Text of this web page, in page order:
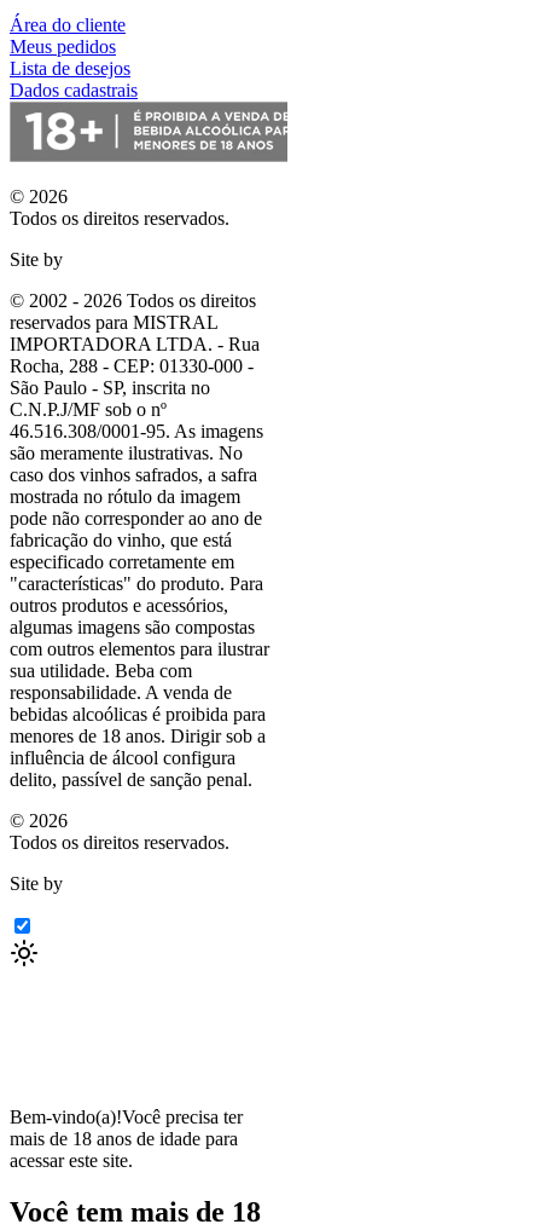
Área do cliente
Meus pedidos
Lista de desejos
Dados cadastrais
© 2026
Todos os direitos reservados.
Site by
© 2002 - 2026 Todos os direitos
reservados para MISTRAL
IMPORTADORA LTDA. - Rua
Rocha, 288 - CEP: 01330-000 -
São Paulo - SP, inscrita no
C.N.P.J/MF sob o nº
46.516.308/0001-95. As imagens
são meramente ilustrativas. No
caso dos vinhos safrados, a safra
mostrada no rótulo da imagem
pode não corresponder ao ano de
fabricação do vinho, que está
especificado corretamente em
"características" do produto. Para
outros produtos e acessórios,
algumas imagens são compostas
com outros elementos para ilustrar
sua utilidade. Beba com
responsabilidade. A venda de
bebidas alcoólicas é proibida para
menores de 18 anos. Dirigir sob a
influência de álcool configura
delito, passível de sanção penal.
© 2026
Todos os direitos reservados.
Site by
Bem-vindo(a)!Você precisa ter
mais de 18 anos de idade para
acessar este site.
Você tem mais de 18